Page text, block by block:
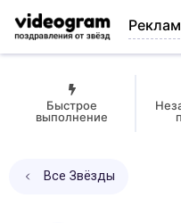
Быстрое
выполнение
Все Звёзды